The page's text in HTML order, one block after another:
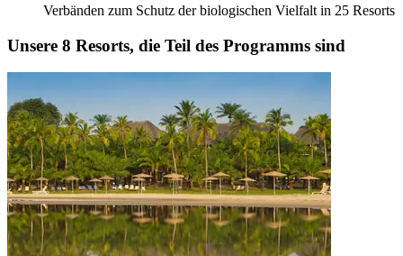
Verbänden zum Schutz der biologischen Vielfalt in 25 Resorts
Unsere 8 Resorts, die Teil des Programms sind